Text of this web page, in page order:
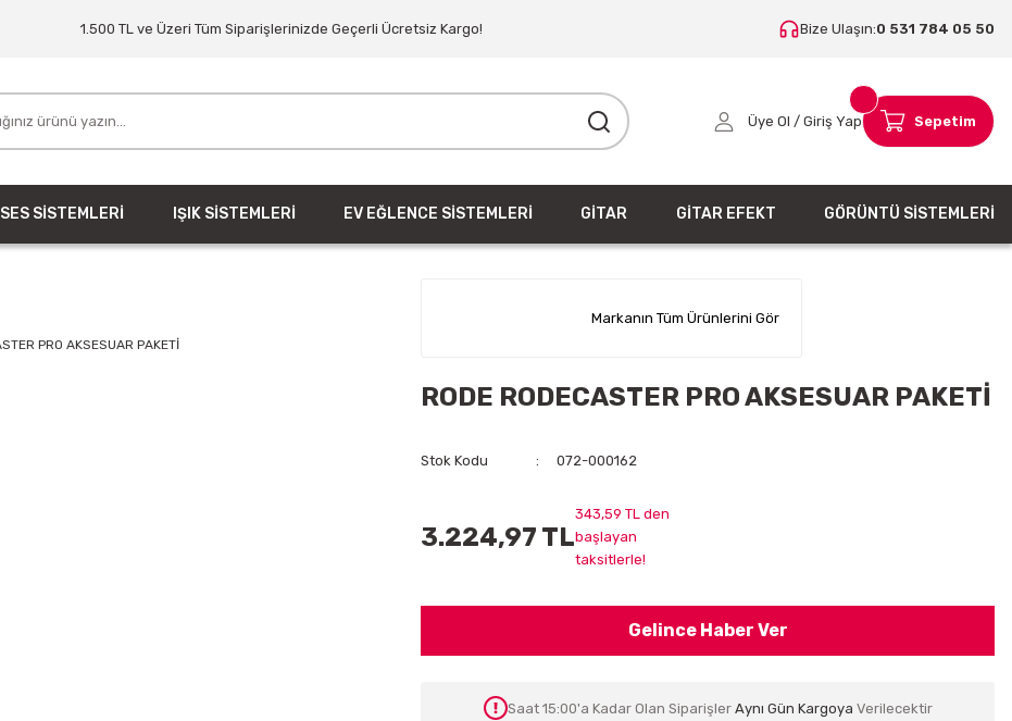
1.500 TL ve Üzeri Tüm Siparişlerinizde Geçerli Ücretsiz Kargo! Bize Ulaşın:0 531 784 05 50
Üye Ol / Giriş Yap Sepetim
SES SİSTEMLERİ IŞIK SİSTEMLERİ EV EĞLENCE SİSTEMLERİ GİTAR GİTAR EFEKT GÖRÜNTÜ SİSTEMLERİ
Markanın Tüm Ürünlerini Gör
RODE RODECASTER PRO AKSESUAR PAKETİ
Stok Kodu 072-000162
3.224,97 TL
343,59 TL den
başlayan
taksitlerle!
Gelince Haber Ver
Saat 15:00'a Kadar Olan Siparişler Aynı Gün Kargoya Verilecektir